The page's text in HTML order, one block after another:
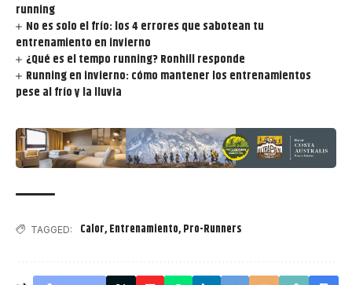
running
No es solo el frío: los 4 errores que sabotean tu
entrenamiento en invierno
¿Qué es el tempo running? Ronhill responde
Running en invierno: cómo mantener los entrenamientos
pese al frío y la lluvia
TAGGED: Calor,Entrenamiento,Pro-Runners